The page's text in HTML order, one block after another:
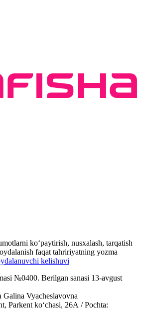
ko‘paytirish, nusxalash, tarqatish
faqat tahririyatning yozma
kelishuvi
№0400. Berilgan sanasi 13-avgust
Galina Vyacheslavovna
Parkent ko‘chasi, 26А / Pochta: